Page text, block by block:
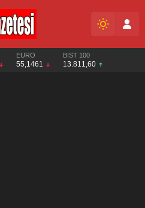
EURO
55,1461
BIST 100
13.811,60